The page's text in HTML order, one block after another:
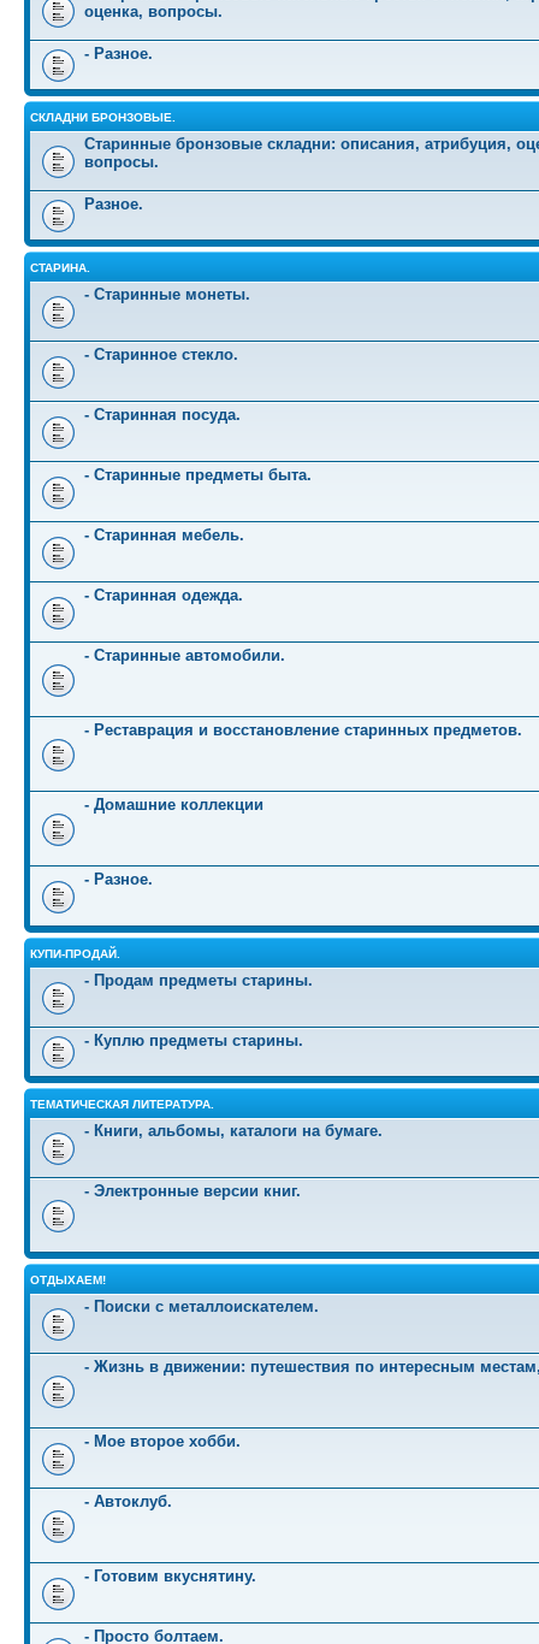
оценка, вопросы.
- Разное.
СКЛАДНИ БРОНЗОВЫЕ.
Старинные бронзовые складни: описания, атрибуция,
вопросы.
Разное.
СТАРИНА.
- Старинные монеты.
- Старинное стекло.
- Старинная посуда.
- Старинные предметы быта.
- Старинная мебель.
- Старинная одежда.
- Старинные автомобили.
- Реставрация и восстановление старинных предметов.
- Домашние коллекции
- Разное.
КУПИ-ПРОДАЙ.
- Продам предметы старины.
- Куплю предметы старины.
ТЕМАТИЧЕСКАЯ ЛИТЕРАТУРА.
- Книги, альбомы, каталоги на бумаге.
- Электронные версии книг.
ОТДЫХАЕМ!
- Поиски с металлоискателем.
- Жизнь в движении: путешествия по интересным
- Мое второе хобби.
- Автоклуб.
- Готовим вкуснятину.
- Просто болтаем.